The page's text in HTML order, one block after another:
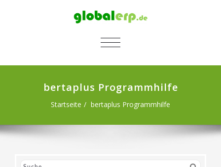
SCHALTE NAVIGATION
bertaplus Programmhilfe
Startseite bertaplus Programmhilfe